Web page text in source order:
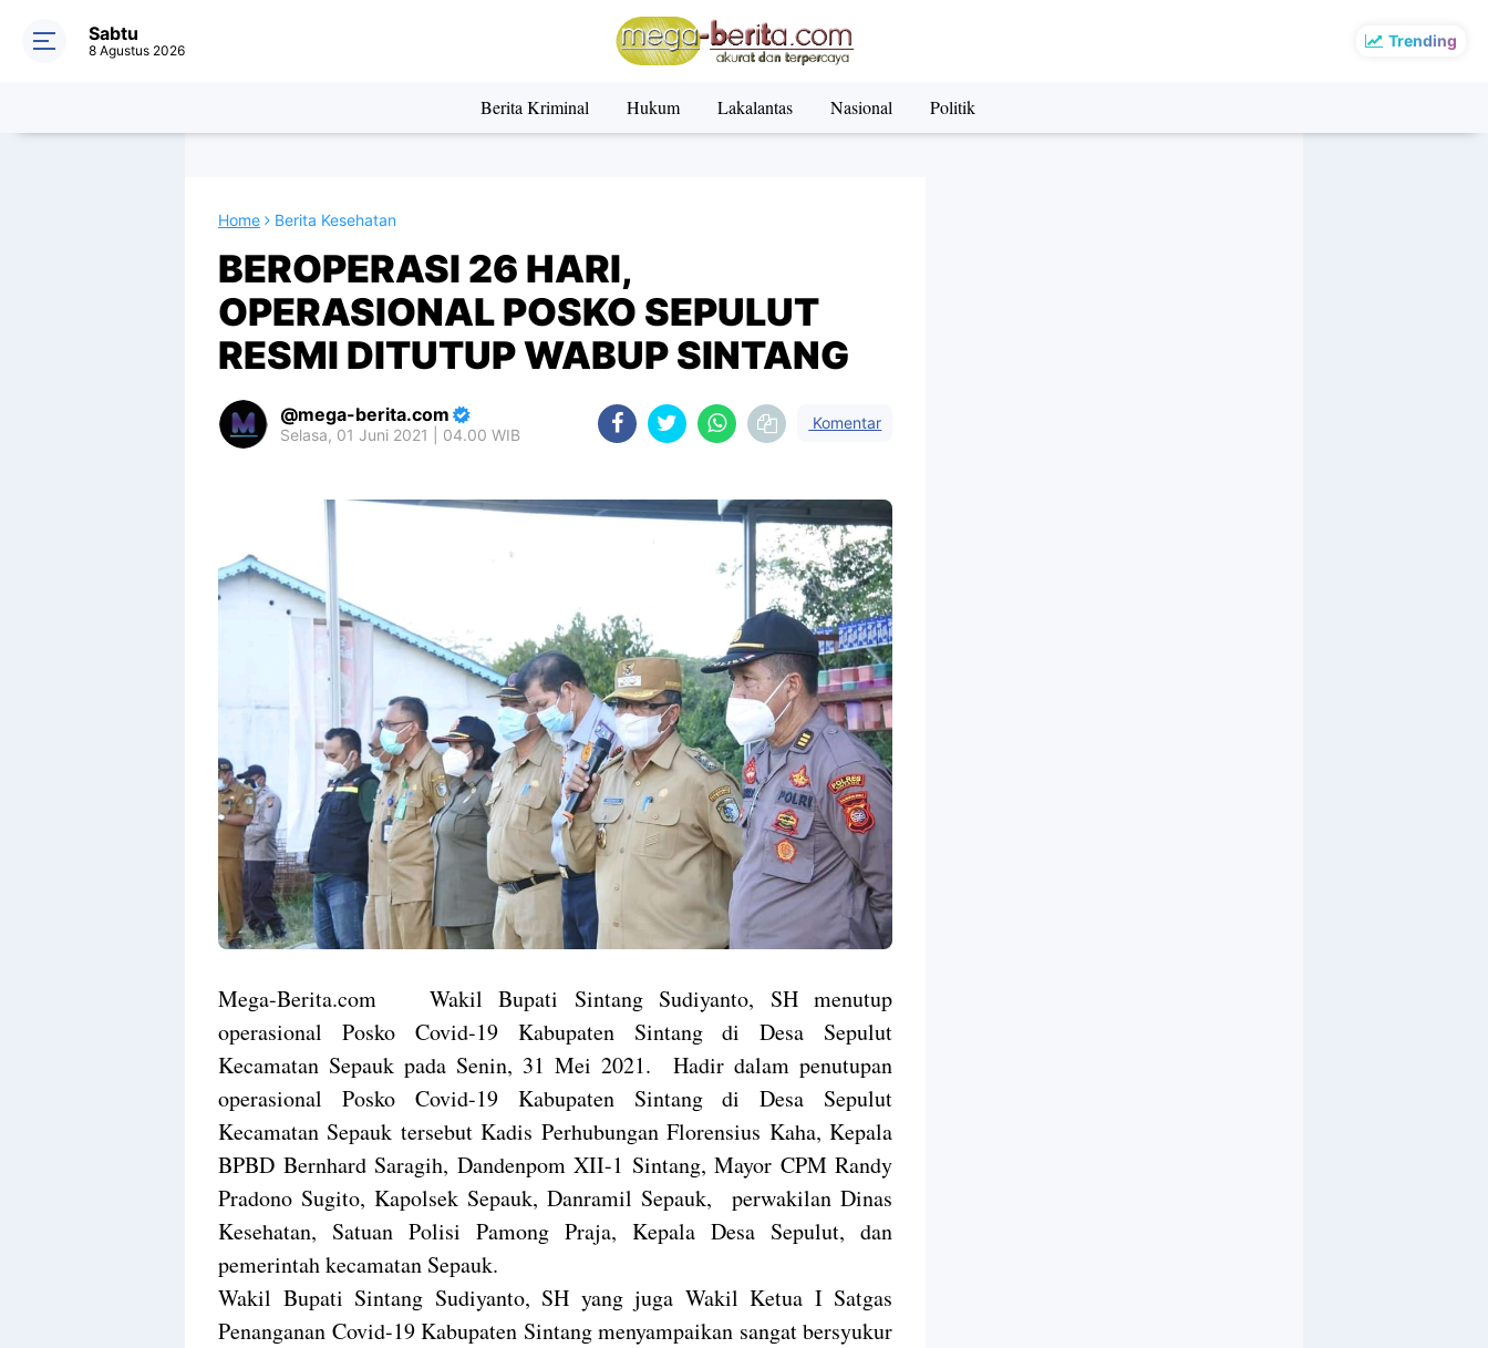
Trending
Sabtu
8 Agustus 2026
Berita Kriminal Hukum Lakalantas Nasional Politik
Home Berita Kesehatan
BEROPERASI 26 HARI,
OPERASIONAL POSKO SEPULUT
RESMI DITUTUP WABUP SINTANG
mega-berita.com
Selasa, 01 Juni 2021 | 04.00 WIB
Komentar
Mega-Berita.com Wakil Bupati Sintang Sudiyanto, SH menutup
operasional Posko Covid-19 Kabupaten Sintang di Desa Sepulut
Kecamatan Sepauk pada Senin, 31 Mei 2021. Hadir dalam penutupan
operasional Posko Covid-19 Kabupaten Sintang di Desa Sepulut
Kecamatan Sepauk tersebut Kadis Perhubungan Florensius Kaha, Kepala
BPBD Bernhard Saragih, Dandenpom XII-1 Sintang, Mayor CPM Randy
Pradono Sugito, Kapolsek Sepauk, Danramil Sepauk, perwakilan Dinas
Kesehatan, Satuan Polisi Pamong Praja, Kepala Desa Sepulut, dan
pemerintah kecamatan Sepauk.
Wakil Bupati Sintang Sudiyanto, SH yang juga Wakil Ketua I Satgas
Penanganan Covid-19 Kabupaten Sintang menyampaikan sangat bersyukur